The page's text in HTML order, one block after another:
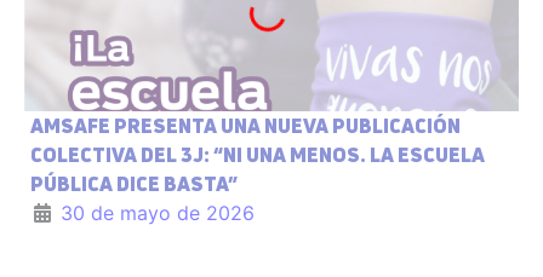
AMSAFE PRESENTA UNA NUEVA PUBLICACIÓN
COLECTIVA DEL 3J: “NI UNA MENOS. LA ESCUELA
PÚBLICA DICE BASTA”
30 de mayo de 2026